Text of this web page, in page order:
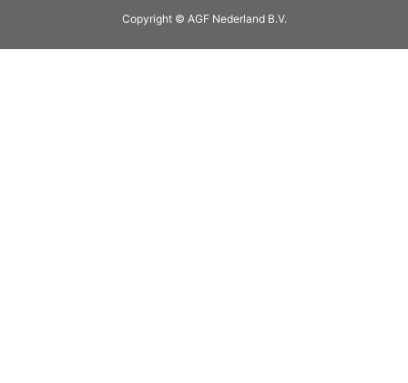
Copyright © AGF Nederland B.V.